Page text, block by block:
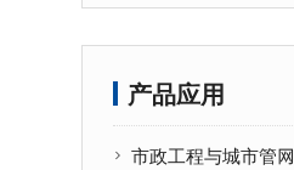
产品应用
市政工程与城市管网